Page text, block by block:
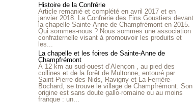
Histoire de la Confrérie
Article remanié et complété en avril 2017 et en
janvier 2018. La Confrérie des Fins Goustiers devant
la chapelle Sainte-Anne de Champfrémont en 2015.
Qui sommes-nous ? Nous sommes une association
confraternelle visant à promouvoir les produits et
les...
La chapelle et les foires de Sainte-Anne de
Champfrémont
À 12 km au sud-ouest d’Alençon , au pied des
collines et de la forêt de Multonne, entouré par
Saint-Pierre-des-Nids, Ravigny et La-Ferrière-
Bochard, se trouve le village de Champfrémont. Son
origine est sans doute gallo-romaine ou au moins
franque : un...